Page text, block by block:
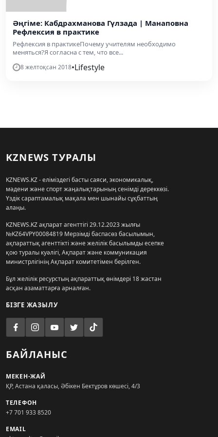
Әңгіме: Кабдрахманова Гүлзада | Манаповна
Рефлексия в практике
Рефлексия в практикеПочему учителям необходимо
меняться?Я согласна с тем, что все...
8 желтоқсан 2018•Lifestyle
KZNEWS ТУРАЛЫ
KZNEWS.KZ - еліміздегі басты саяси, экономикалық,
мәдени және спорт жаңалықтарының сенімді дереккөзі.
Үздік сараптамалық мақала мен шынайы сұқбаттың
алаңы.
KZNEWS.KZ ақпарат агенттігі 29.12.2023 жылғы
№KZ64VPY00084819 Мерзімді баспасөз басылымын,
ақпараттық агенттікті және желілік басылымды есепке
қою туралы куәлігі, Ақпарат және коммуникация
министрлігінің Ақпарат комитетімен берілген.
Бұл желілік ресурстың ақпараттық өнімдері 18 жастан
асқан азаматтарға арналған.
БІЗГЕ ЖАЗЫЛУ
БАЙЛАНЫС
МЕКЕН-ЖАЙ
ҚР, Астана қаласы, Әбікен Бектұров көшесі, 4/3
ТЕЛЕФОН
+7 701 933 8520
EMAIL